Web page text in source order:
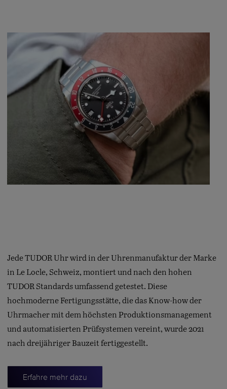
Jede TUDOR Uhr wird in der Uhrenmanufaktur der Marke
in Le Locle, Schweiz, montiert und nach den hohen
TUDOR Standards umfassend getestet. Diese
hochmoderne Fertigungsstätte, die das Know-how der
Uhrmacher mit dem höchsten Produktionsmanagement
und automatisierten Prüfsystemen vereint, wurde 2021
nach dreijähriger Bauzeit fertiggestellt.
Erfahre mehr dazu